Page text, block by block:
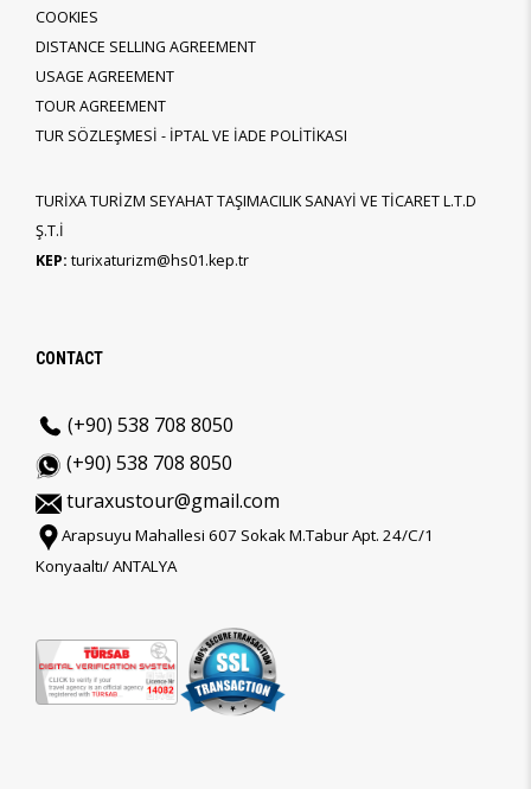
COOKIES
DISTANCE SELLING AGREEMENT
USAGE AGREEMENT
TOUR AGREEMENT
TUR SÖZLEŞMESİ - İPTAL VE İADE POLİTİKASI
TURİXA TURİZM SEYAHAT TAŞIMACILIK SANAYİ VE TİCARET L.T.D
Ş.T.İ
KEP: turixaturizm@hs01.kep.tr
CONTACT
(+90) 538 708 8050
(+90) 538 708 8050
turaxustour@gmail.com
Arapsuyu Mahallesi 607 Sokak M.Tabur Apt. 24/C/1
Konyaaltı/ ANTALYA